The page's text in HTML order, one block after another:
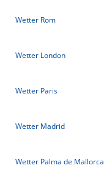
Wetter Rom
Wetter London
Wetter Paris
Wetter Madrid
Wetter Palma de Mallorca